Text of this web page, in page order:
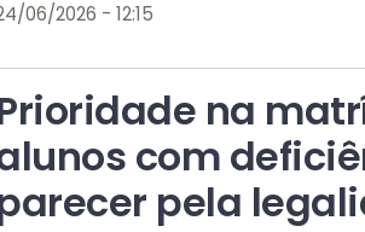
06/2026 - 12:15
na
com
pela